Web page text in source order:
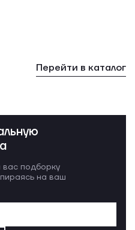
Перейти в каталог
подборку
на ваш